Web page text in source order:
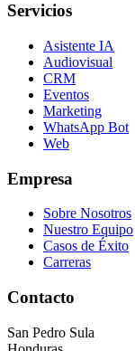
Servicios
Asistente IA
Audiovisual
CRM
Eventos
Marketing
WhatsApp Bot
Web
Empresa
Sobre Nosotros
Nuestro Equipo
Casos de Éxito
Carreras
Contacto
San Pedro Sula